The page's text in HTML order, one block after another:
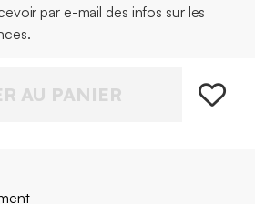
par e-mail des infos sur les
AU PANIER